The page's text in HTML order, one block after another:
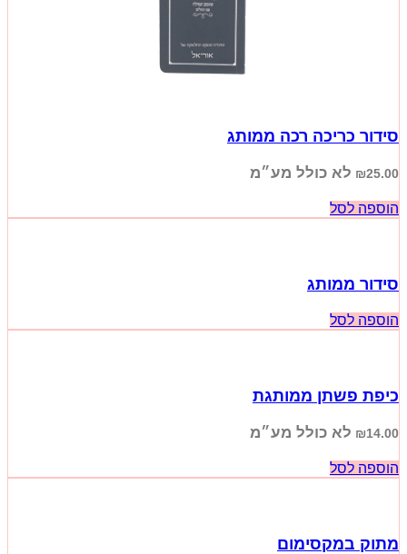
סידור כריכה רכה ממותג
₪25.00 לא כולל מע״מ
הוספה לסל
סידור ממותג
הוספה לסל
כיפת פשתן ממותגת
₪14.00 לא כולל מע״מ
הוספה לסל
מתוק במקסימום